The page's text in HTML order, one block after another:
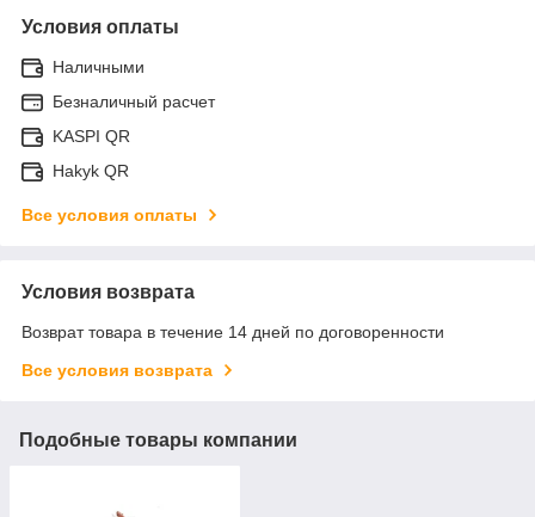
Условия оплаты
Наличными
Безналичный расчет
KASPI QR
Hakyk QR
Все условия оплаты
Условия возврата
Возврат товара в течение 14 дней по договоренности
Все условия возврата
Подобные товары компании